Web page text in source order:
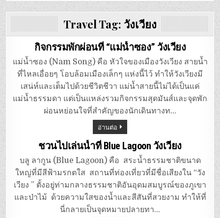
Travel Tag: วังเวียง
กิจกรรมพักผ่อนที่ “แม่น้ำซอง” วังเวียง
แม่น้ำซอง (Nam Song) คือ หัวใจของเมืองวังเวียง สายน้ำ
ที่ไหลเอื่อยๆ โอบล้อมเมืองเล็กๆ แห่งนี้ไว้ ทำให้วังเวียงมี
เสน่ห์และเต็มไปด้วยชีวิตชีวา แม่น้ำสายนี้ไม่ได้เป็นแค่
แม่น้ำธรรมดา แต่เป็นแหล่งรวมกิจกรรมสุดมันส์และจุดพัก
ผ่อนหย่อนใจที่สำคัญของนักเดินทางท…
อ่านต่อ
ชวนไปเล่นน้ำที่ Blue Lagoon วังเวียง
บลู ลากูน (Blue Lagoon) คือ สระน้ำธรรมชาติขนาด
ใหญ่ที่มีสีฟ้ามรกตใส สถานที่ท่องเที่ยวที่มีชื่อเสียงใน “วัง
เวียง ” ตั้งอยู่ท่ามกลางธรรมชาติอันอุดมสมบูรณ์ของภูเขา
และป่าไม้ ด้วยความใสของน้ำและสีสันที่สวยงาม ทำให้ที่
นี่กลายเป็นจุดหมายปลายทา…